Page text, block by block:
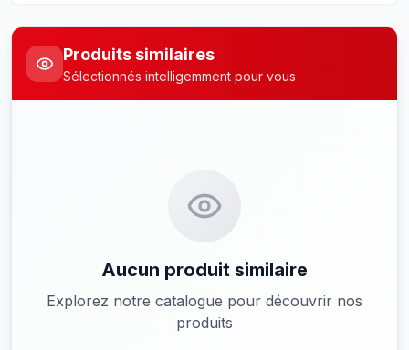
Produits similaires
Sélectionnés intelligemment pour vous
Aucun produit similaire
Explorez notre catalogue pour découvrir nos
produits